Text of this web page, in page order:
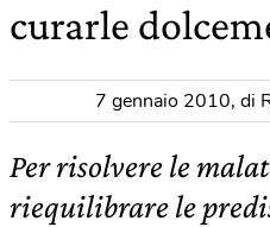
curarle
7 gennaio 2010, di
Per risolvere le
riequilibrare le